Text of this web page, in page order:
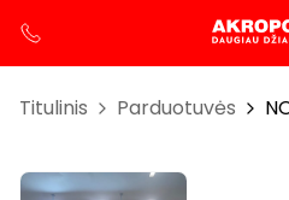
Titulinis Parduotuvės